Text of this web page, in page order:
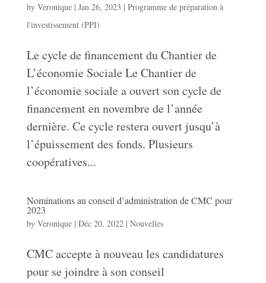
by Veronique| Jan 26, 2023 | Programme de préparation à
l'investissement (PPI)
Le cycle de financement du Chantier de
L’économie Sociale Le Chantier de
l’économie sociale a ouvert son cycle de
financement en novembre de l’année
dernière. Ce cycle restera ouvert jusqu’à
l’épuissement des fonds. Plusieurs
coopératives...
Nominations au conseil d’administration de CMC pour
2023
by Veronique| Déc 20, 2022| Nouvelles
CMC accepte à nouveau les candidatures
pour se joindre à son conseil